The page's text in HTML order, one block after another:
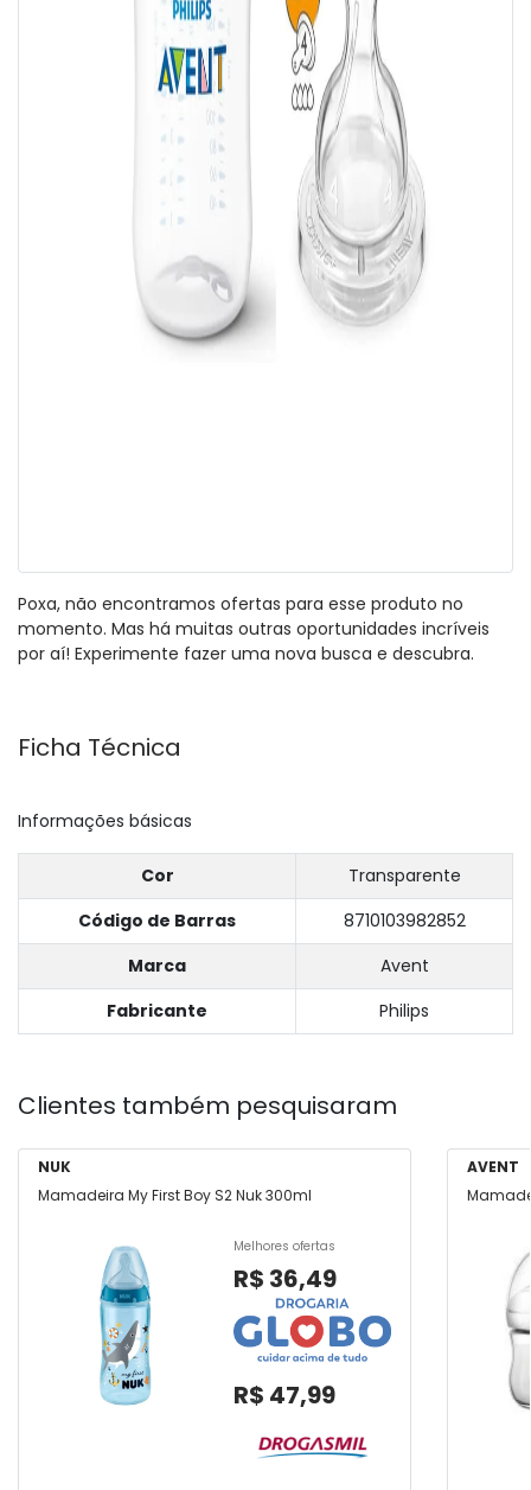
Poxa, não encontramos ofertas para esse produto no
momento. Mas há muitas outras oportunidades incríveis
por aí! Experimente fazer uma nova busca e descubra.
Ficha Técnica
Informações básicas
Cor
Transparente
Código de Barras
8710103982852
Marca
Avent
Fabricante
Philips
Clientes também pesquisaram
NUK
Mamadeira My First Boy S2 Nuk 300ml
Melhores ofertas
R$ 36,49
R$ 47,99
AVENT